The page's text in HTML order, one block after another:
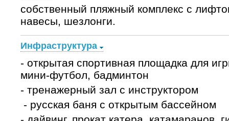
собственный пляжный комплекс с
навесы, шезлонги.
Инфраструктура
- открытая спортивная площадка для
мини-футбол, бадминтон
- тренажерный зал с инструктором
- русская баня с открытым бассейном